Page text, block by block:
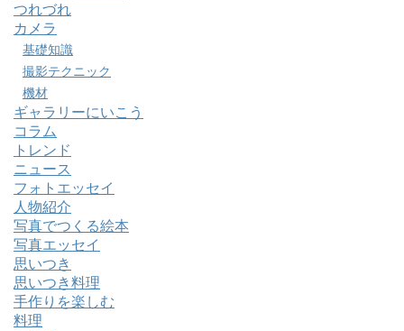
つれづれ
カメラ
基礎知識
撮影テクニック
機材
ギャラリーにいこう
コラム
トレンド
ニュース
フォトエッセイ
人物紹介
写真でつくる絵本
写真エッセイ
思いつき
思いつき料理
手作りを楽しむ
料理